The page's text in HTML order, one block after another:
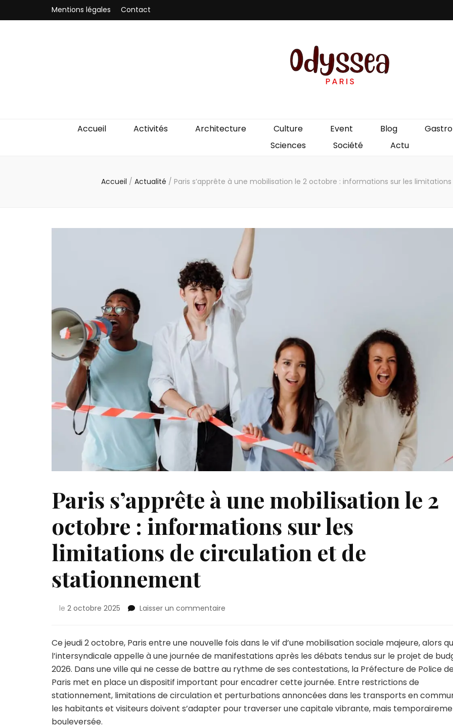
Mentions légales Contact
Accueil Activités Architecture Culture Event Blog
Sciences
Société Actu
Accueil / Actualité / Paris s’apprête à une mobilisation le 2 octobre : informations sur les
Paris s’apprête à une mobilisation le 2
octobre : informations sur les
limitations de circulation et de
stationnement
le 2 octobre 2025 Laisser un commentaire
à
mobilisation
le
2
octobre
:
informations
Ce jeudi 2 octobre, Paris entre une nouvelle fois dans le vif d’une mobilisation sociale majeure, alors
l’intersyndicale appelle à une journée de manifestations après les débats tendus sur le projet de
2026. Dans une ville qui ne cesse de battre au rythme de ses contestations, la Préfecture de Police
Paris met en place un dispositif important pour encadrer cette journée. Entre restrictions de
stationnement, limitations de circulation et perturbations annoncées dans les transports en
les habitants et visiteurs doivent s’adapter pour traverser une capitale vibrante, mais
bouleversée.